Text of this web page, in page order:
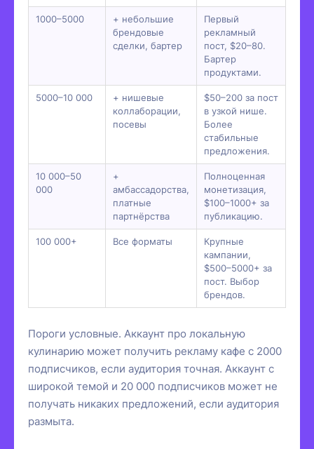
1000–5000
+ небольшие
брендовые
сделки, бартер
Первый
рекламный
пост, $20–80.
Бартер
продуктами.
5000–10 000
+ нишевые
коллаборации,
посевы
$50–200 за пост
в узкой нише.
Более
стабильные
предложения.
10 000–50
000
+
амбассадорства,
платные
партнёрства
Полноценная
монетизация,
$100–1000+ за
публикацию.
100 000+ Все форматы
Крупные
кампании,
$500–5000+ за
пост. Выбор
брендов.
Пороги условные. Аккаунт про локальную
кулинарию может получить рекламу кафе с 2000
подписчиков, если аудитория точная. Аккаунт с
широкой темой и 20 000 подписчиков может не
получать никаких предложений, если аудитория
размыта.